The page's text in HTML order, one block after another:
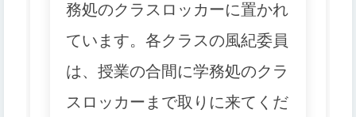
務処のクラスロッカーに置かれ
ています。各クラスの風紀委員
は、授業の合間に学務処のクラ
スロッカーまで取りに来てくだ